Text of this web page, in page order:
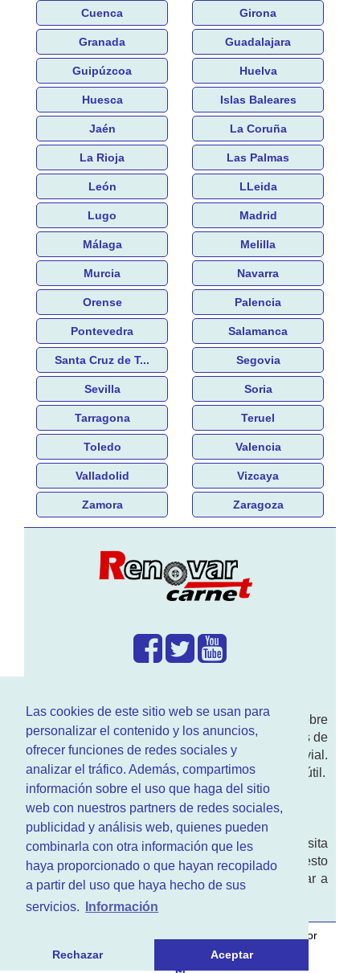
Las cookies de este sitio web se usan para
personalizar el contenido y los anuncios,
ofrecer funciones de redes sociales y
analizar el tráfico. Además, compartimos
información sobre el uso que haga del sitio
web con nuestros partners de redes sociales,
publicidad y análisis web, quienes pueden
combinarla con otra información que les
haya proporcionado o que hayan recopilado
a partir del uso que haya hecho de sus
servicios.
Información
Rechazar Aceptar
Cuenca Girona
Granada Guadalajara
Guipúzcoa Huelva
Huesca Islas Baleares
Jaén La Coruña
La Rioja Las Palmas
León LLeida
Lugo Madrid
Málaga Melilla
Murcia Navarra
Orense Palencia
Pontevedra Salamanca
Santa Cruz de T... Segovia
Sevilla Soria
Tarragona Teruel
Toledo Valencia
Valladolid Vizcaya
Zamora Zaragoza
Enwww.RenovarCarnet.comTe contamos sobre
larenovación del permisode conducir, noticias de
actualidad motor y sobre todo seguridad vial.
Ademas tenemos todo tipo de información DGT útil.
¿Quienes somos?
Quieres saber quien mantiene la pagina, visita
nuestrasección de contacto. Aquí tienes nuesto
aviso legal
. Basicamente no queremos engañar a
nadie.
por
.